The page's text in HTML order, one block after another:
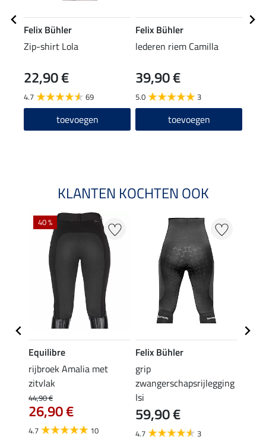
Felix Bühler
Zip-shirt Lola
22,90 €
4.7 69
toevoegen
Felix Bühler
lederen riem Camilla
39,90 €
5.0 3
toevoegen
KLANTEN KOCHTEN OOK
40 %
Equilibre
rijbroek Amalia met
zitvlak
44,90 €
26,90 €
4.7 10
Felix Bühler
grip
zwangerschapsrijlegging
Isi
59,90 €
4.7 3